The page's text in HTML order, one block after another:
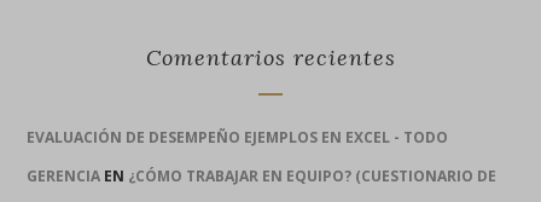
Comentarios recientes
EVALUACIÓN DE DESEMPEÑO EJEMPLOS EN EXCEL - TODO
GERENCIA EN ¿CÓMO TRABAJAR EN EQUIPO? (CUESTIONARIO DE